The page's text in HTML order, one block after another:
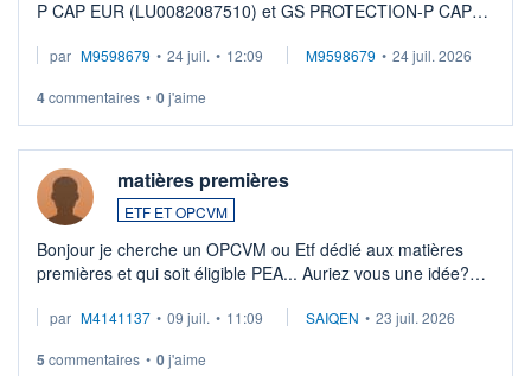
P CAP EUR (LU0082087510) et GS PROTECTION-P CAP
veux procéder à la vente, on me signale ...
par M9598679 • 24 juil. • 12:09 M9598679 • 24 juil. 2026
4commentaires • 0j'aime
matières premières
ETF ET OPCVM
Bonjour je cherche un OPCVM ou Etf dédié aux matières
premières et qui soit éligible PEA... Auriez vous une idée?
par M4141137 • 09 juil. • 11:09 SAIQEN • 23 juil. 2026
5 commentaires • 0j'aime